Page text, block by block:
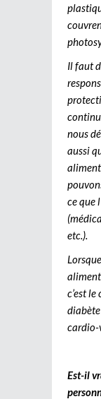
Il faut
nous
aussi
ce que
etc.).
c’est
cardio-
Est-il